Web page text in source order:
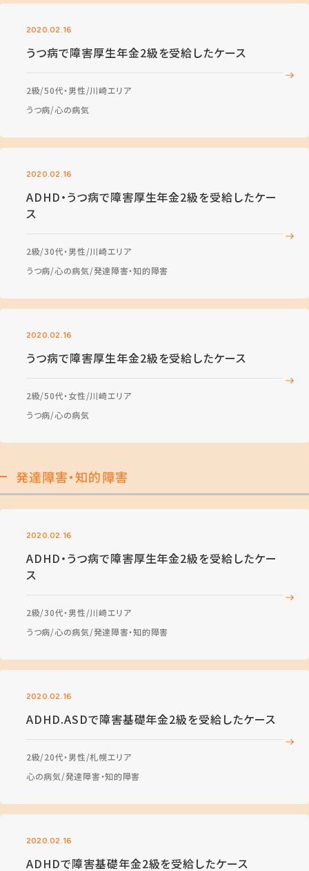
2020.02.16
うつ病で障害厚生年金2級を受給したケース
2級 50代・男性 川崎エリア
うつ病 心の病気
2020.02.16
ADHD・うつ病で障害厚生年金2級を受給したケー
ス
2級 30代・男性 川崎エリア
うつ病 心の病気 発達障害・知的障害
2020.02.16
うつ病で障害厚生年金2級を受給したケース
2級 50代・女性 川崎エリア
うつ病 心の病気
発達障害・知的障害
2020.02.16
ADHD・うつ病で障害厚生年金2級を受給したケー
ス
2級 30代・男性 川崎エリア
うつ病 心の病気 発達障害・知的障害
2020.02.16
ADHD.ASDで障害基礎年金2級を受給したケース
2級 20代・男性 札幌エリア
心の病気 発達障害・知的障害
2020.02.16
ADHDで障害基礎年金2級を受給したケース